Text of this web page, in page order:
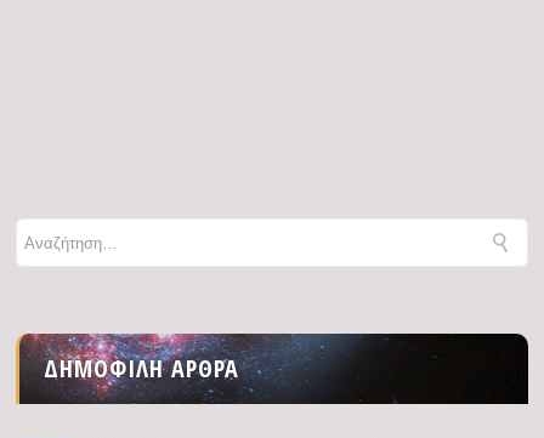
ΔΗΜΟΦΙΛΉ ΆΡΘΡΑ